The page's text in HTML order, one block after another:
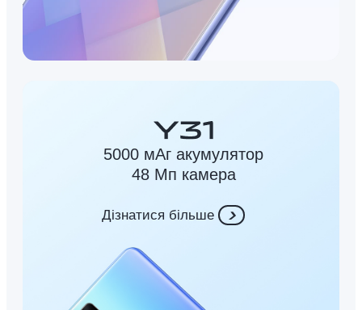
5000 мАг акумулятор
48 Мп камера
Дізнатися більше